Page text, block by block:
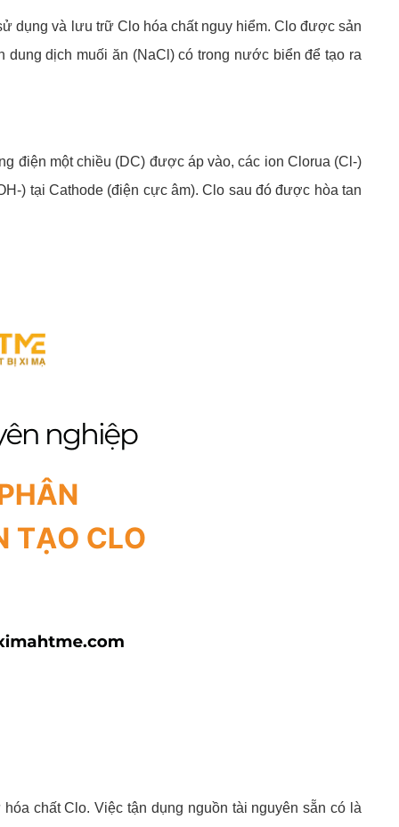
dụng và lưu trữ Clo hóa chất nguy hiểm. Clo được sản
dịch muối ăn (NaCl) có trong nước biển để tạo ra
điện một chiều (DC) được áp vào, các ion Clorua (Cl-)
) tại Cathode (điện cực âm). Clo sau đó được hòa tan
chất Clo. Việc tận dụng nguồn tài nguyên sẵn có là